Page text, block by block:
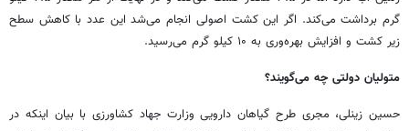
گرم برداشت می‌کند. اگر این کشت اصولی انجام می‌شد این عدد با کاهش سطح
زیر کشت و افزایش بهره‌وری به ۱۰ کیلو گرم می‌رسید.
متولیان دولتی چه می‌گویند؟
حسین زینلی، مجری طرح گیاهان دارویی وزارت جهاد کشاورزی با بیان اینکه در